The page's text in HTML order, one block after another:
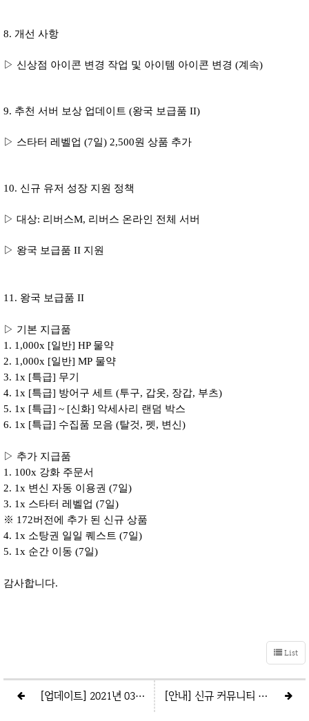
8. 개선 사항
▷ 신상점 아이콘 변경 작업 및 아이템 아이콘 변경 (계속)
9. 추천 서버 보상 업데이트 (왕국 보급품 II)
▷ 스타터 레벨업 (7일) 2,500원 상품 추가
10. 신규 유저 성장 지원 정책
▷ 대상: 리버스M, 리버스 온라인 전체 서버
▷ 왕국 보급품 II 지원
11. 왕국 보급품 II
▷ 기본 지급품
1. 1,000x [일반] HP 물약
2. 1,000x [일반] MP 물약
3. 1x [특급] 무기
4. 1x [특급] 방어구 세트 (투구, 갑옷, 장갑, 부츠)
5. 1x [특급] ~ [신화] 악세사리 랜덤 박스
6. 1x [특급] 수집품 모음 (탈것, 펫, 변신)
▷ 추가 지급품
1. 100x 강화 주문서
2. 1x 변신 자동 이용권 (7일)
3. 1x 스타터 레벨업 (7일)
※ 172버전에 추가 된 신규 상품
4. 1x 소탕권 일일 퀘스트 (7일)
5. 1x 순간 이동 (7일)
감사합니다.
List
[업데이트] 2021년 03월 05일 (금) [안내] 신규 커뮤니티 오픈